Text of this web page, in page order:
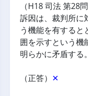
（H18 司法 第28問
訴因は、裁判所に
う機能を有する
囲を示すという機
明らかに矛盾する。
（正答） ✕